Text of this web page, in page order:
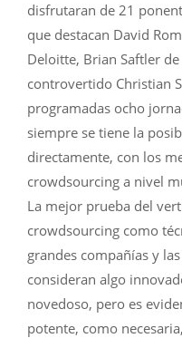
disfrutaran de 21
que destacan David
Deloitte, Brian Saftler
controvertido Christian
programadas ocho
siempre se tiene la
directamente, con los
crowdsourcing a nivel
La mejor prueba del
crowdsourcing como
grandes compañías y
consideran algo
novedoso, pero es
potente, como